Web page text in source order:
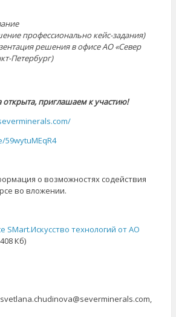
профессионально кейс-задания)
решения в офисе АО «Север
Петербург)
открыта, приглашаем к участию!
о возможностях содействия
во вложении.
SMart.Искусство технологий от АО
Кб)